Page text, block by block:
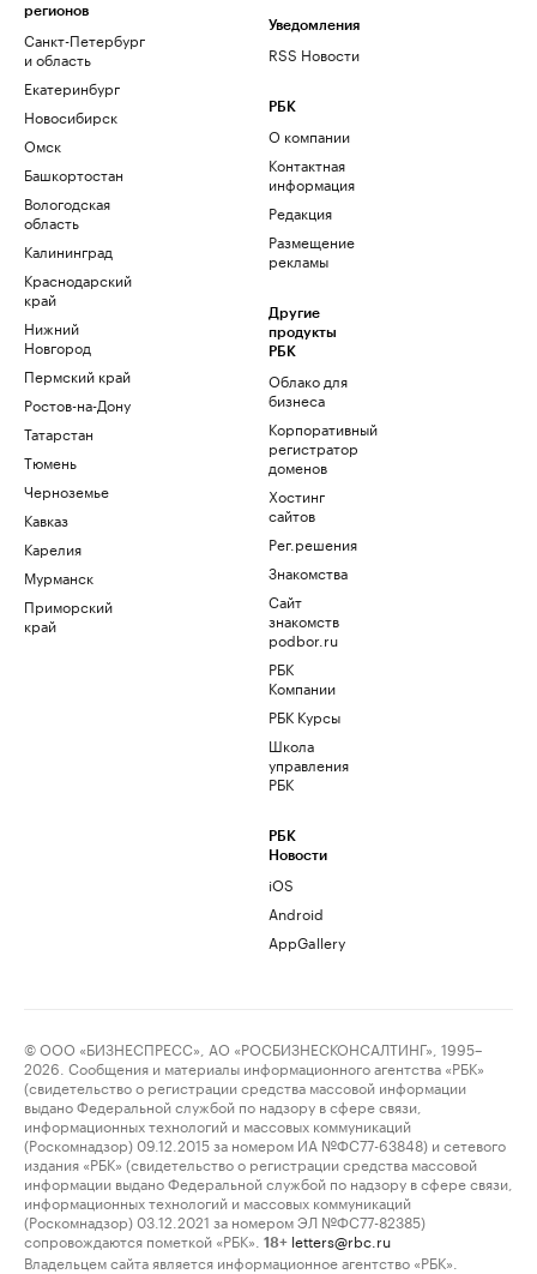
регионов
Санкт-Петербург
и область
Екатеринбург
Новосибирск
Омск
Башкортостан
Вологодская
область
Калининград
Краснодарский
край
Нижний
Новгород
Пермский край
Ростов-на-Дону
Татарстан
Тюмень
Черноземье
Кавказ
Карелия
Мурманск
Приморский
край
Уведомления
RSS Новости
РБК
О компании
Контактная
информация
Редакция
Размещение
рекламы
Другие
продукты
РБК
Облако для
бизнеса
Корпоративный
регистратор
доменов
Хостинг
сайтов
Рег.решения
Знакомства
Сайт
знакомств
podbor.ru
РБК
Компании
РБК Курсы
Школа
управления
РБК
РБК
Новости
iOS
Android
AppGallery
© ООО «БИЗНЕСПРЕСС», АО «РОСБИЗНЕСКОНСАЛТИНГ», 1995–
2026. Сообщения и материалы информационного агентства «РБК»
(свидетельство о регистрации средства массовой информации
выдано Федеральной службой по надзору в сфере связи,
информационных технологий и массовых коммуникаций
(Роскомнадзор) 09.12.2015 за номером ИА №ФС77-63848) и сетевого
издания «РБК» (свидетельство о регистрации средства массовой
информации выдано Федеральной службой по надзору в сфере связи,
информационных технологий и массовых коммуникаций
(Роскомнадзор) 03.12.2021 за номером ЭЛ №ФС77-82385)
сопровождаются пометкой «РБК».
18+ letters@rbc.ru
Владельцем сайта является информационное агентство «РБК».